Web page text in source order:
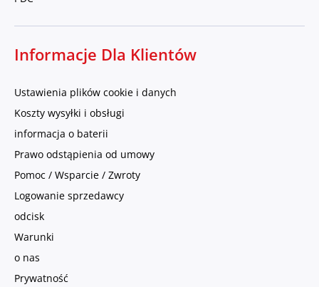
Informacje Dla Klientów
Ustawienia plików cookie i danych
Koszty wysyłki i obsługi
informacja o baterii
Prawo odstąpienia od umowy
Pomoc / Wsparcie / Zwroty
Logowanie sprzedawcy
odcisk
Warunki
o nas
Prywatność